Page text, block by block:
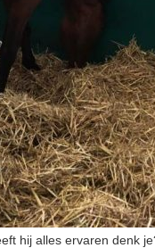
hij alles ervaren denk